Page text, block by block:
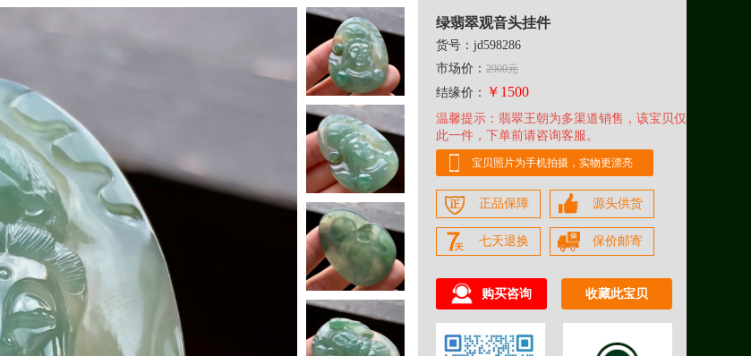
绿翡翠观音头挂件
货号：jd598286
市场价： 2900元
结缘价： ￥1500
温馨提示：翡翠王朝为多渠道销售，该宝贝仅
此一件，下单前请咨询客服。
宝贝照片为手机拍摄，实物更漂亮
正品保障 源头供货
七天退换 保价邮寄
购买咨询 收藏此宝贝